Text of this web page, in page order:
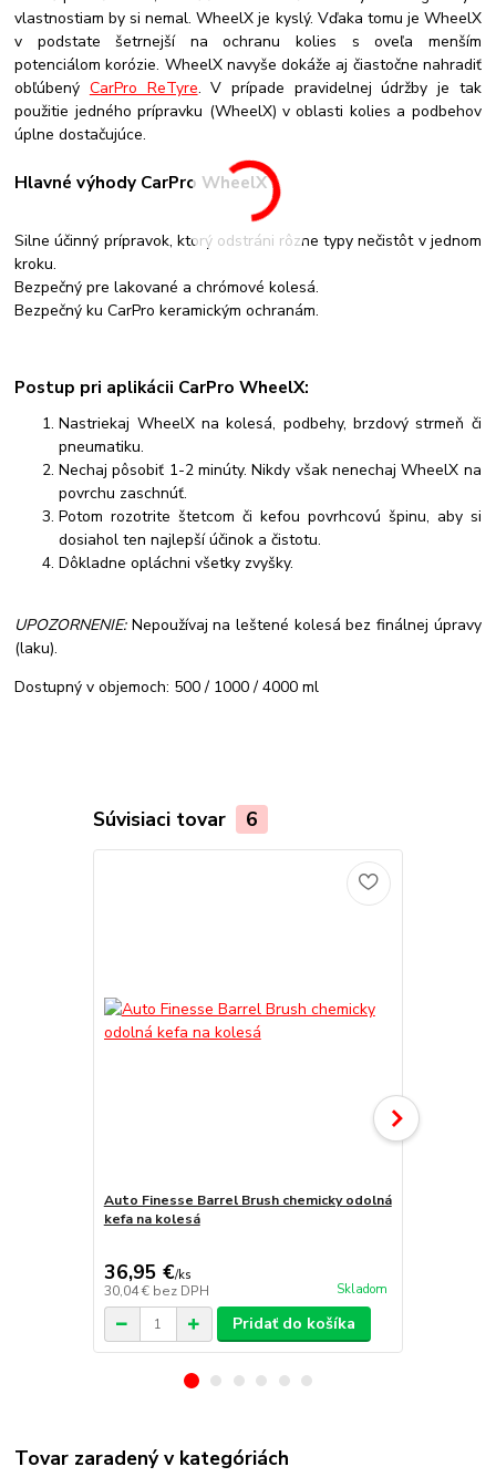
vlastnostiam by si nemal. WheelX je kyslý. Vďaka tomu je WheelX
v podstate šetrnejší na ochranu kolies s oveľa menším
potenciálom korózie. WheelX navyše dokáže aj čiastočne nahradiť
obľúbený CarPro ReTyre. V prípade pravidelnej údržby je tak
použitie jedného prípravku (WheelX) v oblasti kolies a podbehov
úplne dostačujúce.
Hlavné výhody CarPro WheelX :
Silne účinný prípravok, ktorý odstráni rôzne typy nečistôt v jednom
kroku.
Bezpečný pre lakované a chrómové kolesá.
Bezpečný ku CarPro keramickým ochranám.
Postup pri aplikácii CarPro WheelX:
Nastriekaj WheelX na kolesá, podbehy, brzdový strmeň či
pneumatiku.
Nechaj pôsobiť 1-2 minúty. Nikdy však nenechaj WheelX na
povrchu zaschnúť.
Potom rozotrite štetcom či kefou povrhcovú špinu, aby si
dosiahol ten najlepší účinok a čistotu.
Dôkladne opláchni všetky zvyšky.
UPOZORNENIE:Nepoužívaj na leštené kolesá bez finálnej úpravy
(laku).
Dostupný v objemoch: 500 / 1000 / 4000 ml
Súvisiaci tovar 6
Auto Finesse Barrel Brush chemicky odolná
kefa na kolesá
36,95 €/ks
30,04 € bez DPH Skladom
Pridať do košíka
Tovar zaradený v kategóriách